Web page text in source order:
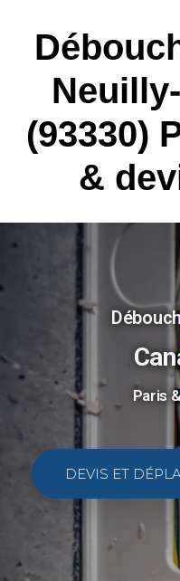
(93330)
&
Paris
DEVIS ET